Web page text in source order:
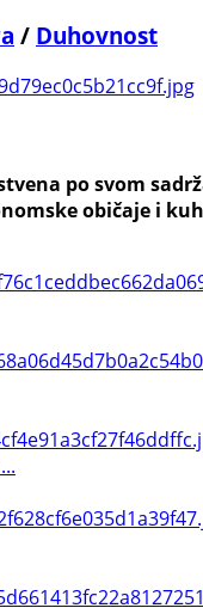
/ Duhovnost
po svom
običaje i